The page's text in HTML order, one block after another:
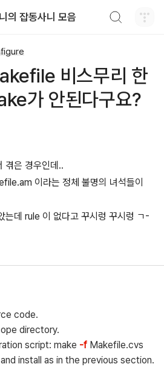
의 잡동사니 모음
비스무리 한
가 안된다구요?
겪은 경우인데..
이라는 정체 불명의 녀석들이
는데 rule 이 없다고 꾸시렁 꾸시렁 ㄱ-
code.
directory.
script: make -f Makefile.cvs
install as in the previous section.